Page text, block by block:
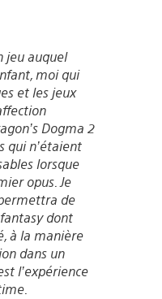
jeu auquel
moi qui
et les jeux
Dogma 2
qui n’étaient
lorsque
opus. Je
de
dont
à la manière
dans un
l’expérience